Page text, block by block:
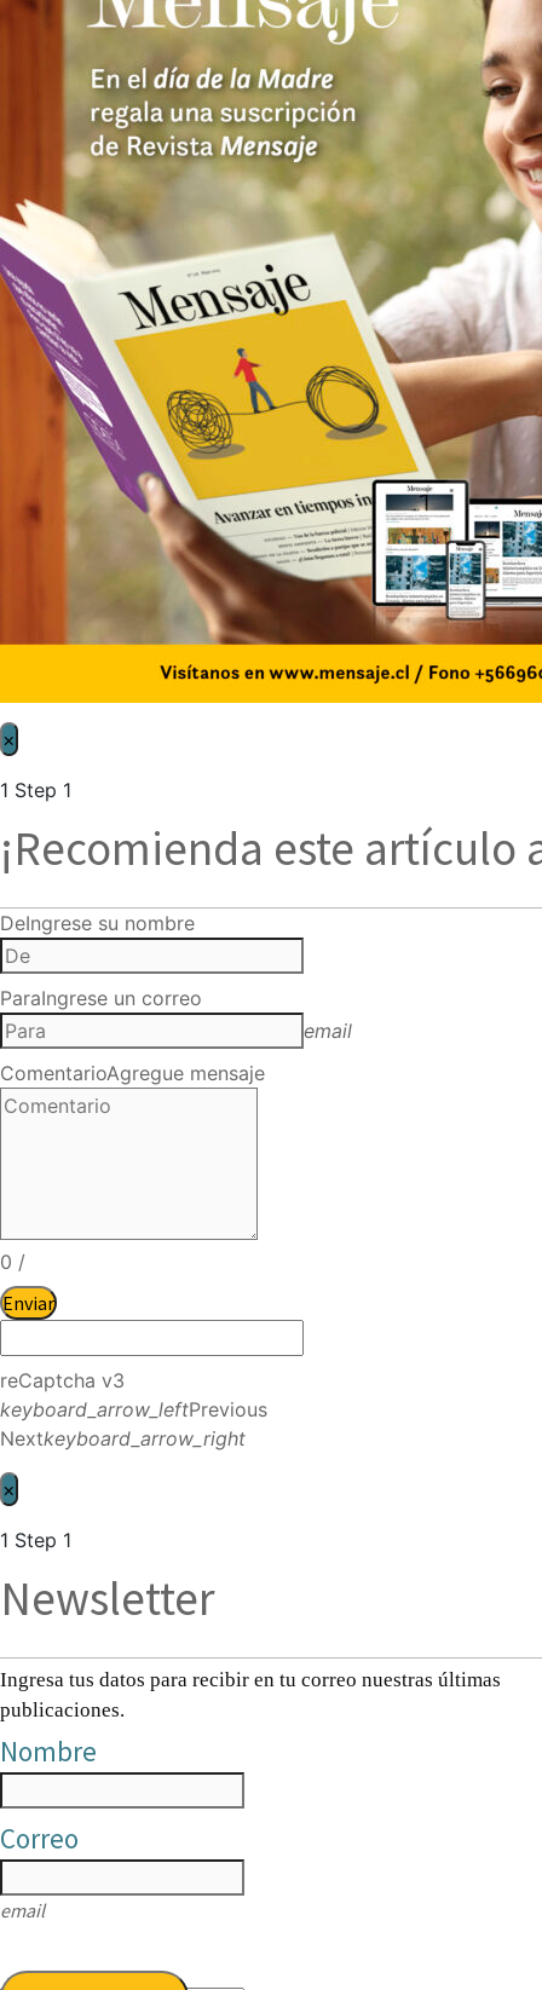
×
1 Step 1
¡Recomienda este artículo
DeIngrese su nombre
ParaIngrese un correo
email
ComentarioAgregue mensaje
0 /
Enviar
reCaptcha v3
keyboard_arrow_leftPrevious
Nextkeyboard_arrow_right
×
1 Step 1
Newsletter
Ingresa tus datos para recibir en tu correo nuestras últimas
publicaciones.
Nombre
Correo
email